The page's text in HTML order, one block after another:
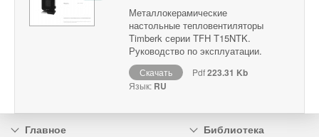
Металлокерамические
настольные тепловентиляторы
Timberk серии TFH T15NTK.
Руководство по эксплуатации.
Скачать Pdf223.31 Kb
Язык: RU
Главное
Библиотека